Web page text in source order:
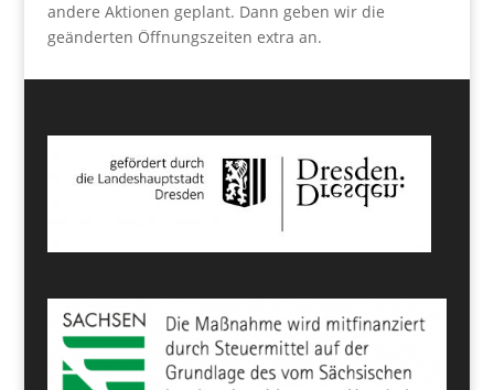
andere Aktionen geplant. Dann geben wir die
geänderten Öffnungszeiten extra an.